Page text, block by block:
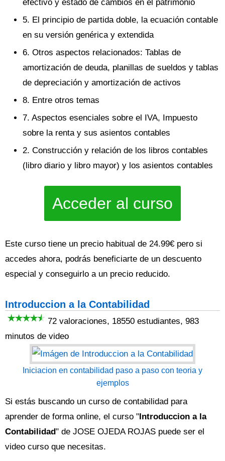
efectivo y estado de cambios en el patrimonio
5. El principio de partida doble, la ecuación contable
en su versión genérica y extendida
6. Otros aspectos relacionados: Tablas de
amortización de deuda, planillas de sueldos y tablas
de depreciación y amortización de activos
8. Entre otros temas
7. Aspectos esenciales sobre el IVA, Impuesto
sobre la renta y sus asientos contables
2. Construcción y relación de los libros contables
(libro diario y libro mayor) y los asientos contables
Acceder al curso
Este curso tiene un precio habitual de 24.99€ pero si
accedes ahora, podrás beneficiarte de un descuento
especial y conseguirlo a un precio reducido.
Introduccion a la Contabilidad
72 valoraciones, 18550 estudiantes, 983
minutos de video
Iniciacion en contabilidad paso a paso con teoria y
ejemplos
Si estás buscando un curso de contabilidad para
aprender de forma online, el curso "Introduccion a la
Contabilidad" de JOSE OJEDA ROJAS puede ser el
video curso que necesitas.